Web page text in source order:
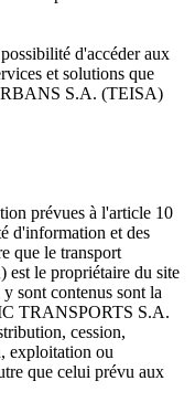
d'accéder aux
et solutions que
S.A. (TEISA)
prévues à l'article 10
d'information et des
que le transport
le propriétaire du site
sont contenus sont la
TRANSPORTS S.A.
cession,
exploitation ou
que celui prévu aux